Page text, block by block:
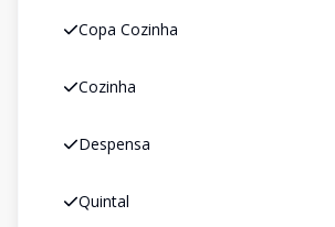
Copa Cozinha
Cozinha
Despensa
Quintal